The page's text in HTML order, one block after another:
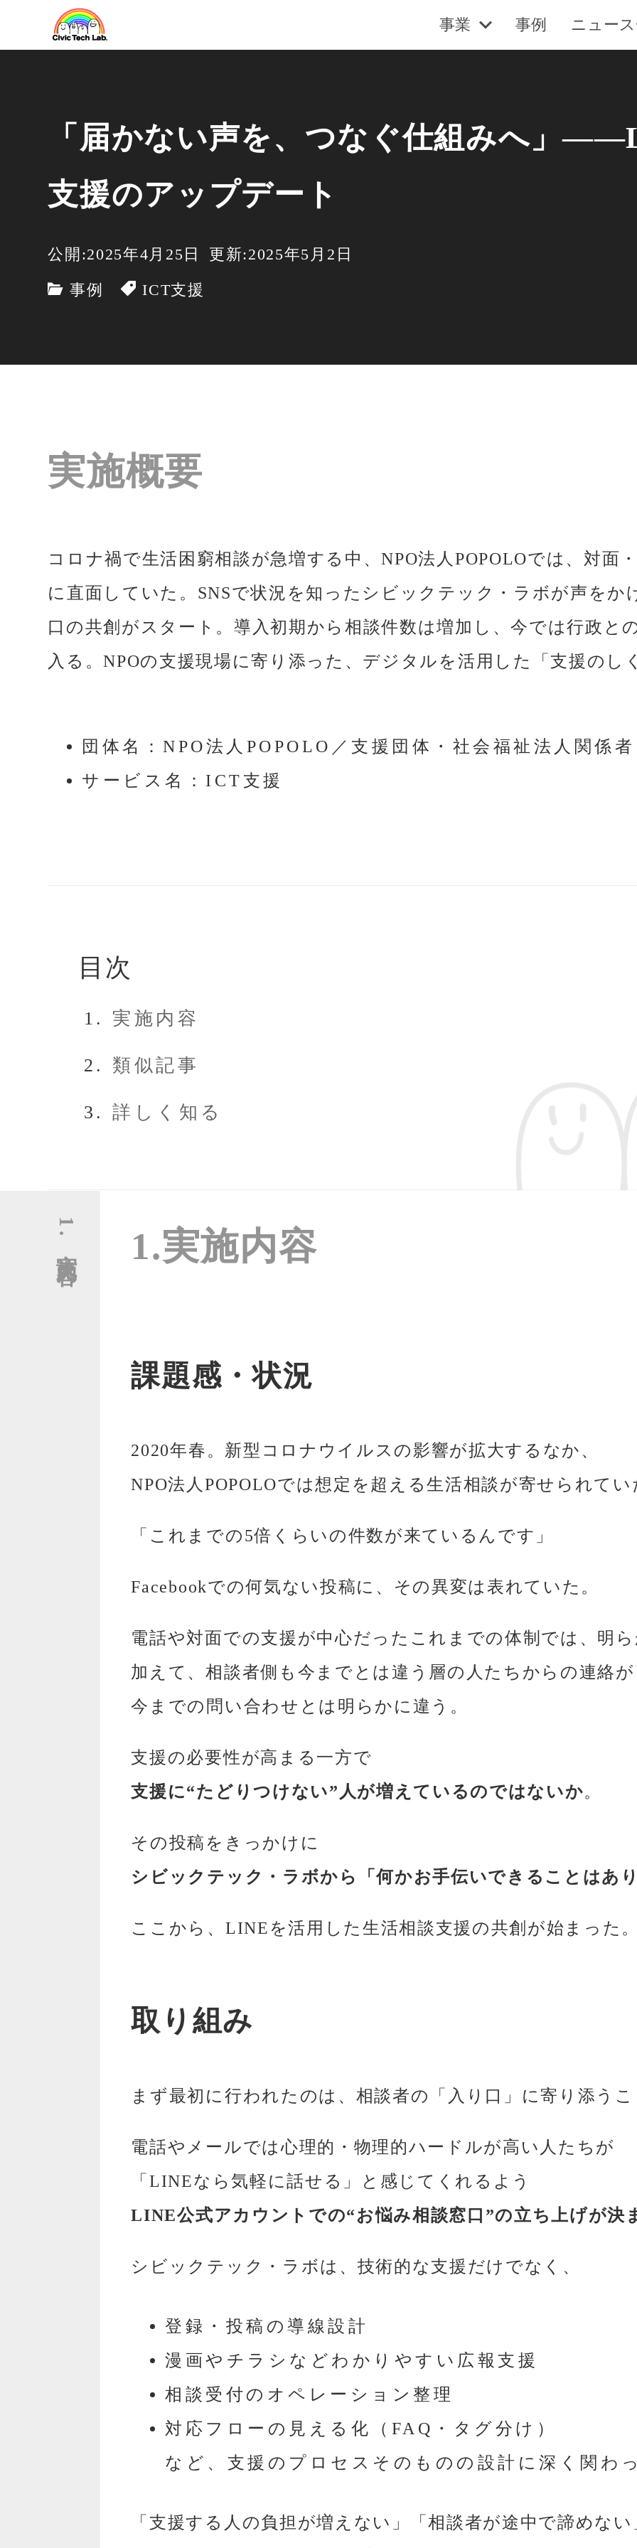
事業 事例 ニュー
「届かない声を、つなぐ仕組みへ」
支援のアップデート
公開:2025年4月25日 更新:2025年5月2日
事例 ICT支援
実施概要
コロナ禍で生活困窮相談が急増する中、NPO法人POPOLOでは、対面
に直面していた。SNSで状況を知ったシビックテック・ラボが声をか
口の共創がスタート。導入初期から相談件数は増加し、今では行政と
入る。NPOの支援現場に寄り添った、デジタルを活用した「支援のし
団体名：NPO法人POPOLO／支援団体・社会福祉法人関係者
サービス名：ICT支援
目次
実施内容
類似記事
詳しく知る
1.実施内容 1.実施内容
課題感・状況
2020年春。新型コロナウイルスの影響が拡大するなか、
NPO法人POPOLOでは想定を超える生活相談が寄せられてい
「これまでの5倍くらいの件数が来ているんです」
Facebookでの何気ない投稿に、その異変は表れていた。
電話や対面での支援が中心だったこれまでの体制では、明
加えて、相談者側も今までとは違う層の人たちからの連絡
今までの問い合わせとは明らかに違う。
支援の必要性が高まる一方で
支援に“たどりつけない”人が増えているのではないか。
その投稿をきっかけに
シビックテック・ラボから「何かお手伝いできることはあ
ここから、LINEを活用した生活相談支援の共創が始まった
取り組み
まず最初に行われたのは、相談者の「入り口」に寄り添う
電話やメールでは心理的・物理的ハードルが高い人たちが
「LINEなら気軽に話せる」と感じてくれるよう
LINE公式アカウントでの“お悩み相談窓口”の立ち上げが決
シビックテック・ラボは、技術的な支援だけでなく、
登録・投稿の導線設計
漫画やチラシなどわかりやすい広報支援
相談受付のオペレーション整理
対応フローの見える化（FAQ・タグ分け）
など、支援のプロセスそのものの設計に深く関わ
「支援する人の負担が増えない」「相談者が途中で諦めない